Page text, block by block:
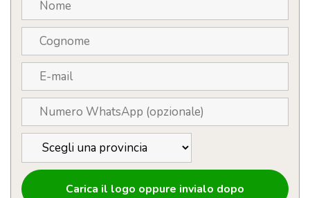
quantità
Carica il logo oppure invialo dopo